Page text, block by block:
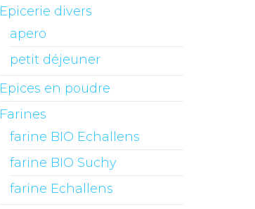
Epicerie divers
apero
petit déjeuner
Epices en poudre
Farines
farine BIO Echallens
farine BIO Suchy
farine Echallens